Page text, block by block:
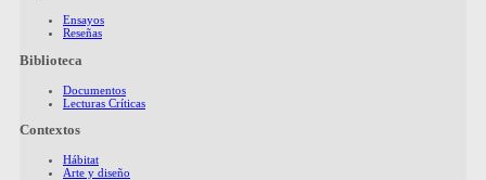
Ensayos
Reseñas
Biblioteca
Documentos
Lecturas Críticas
Contextos
Hábitat
Arte y diseño